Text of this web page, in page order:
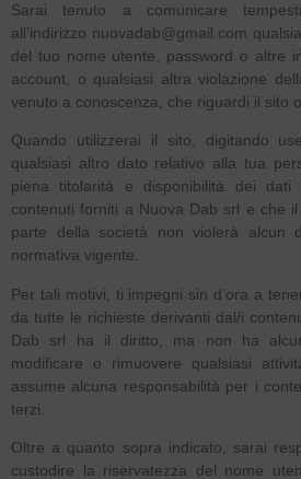
Sarai tenuto a comunicare
all’indirizzo nuovadab@gmail.com
del tuo nome utente, password o altre
account, o qualsiasi altra violazione
venuto a conoscenza, che riguardi il sito
Quando utilizzerai il sito, digitando
qualsiasi altro dato relativo alla tua
piena titolarità e disponibilità dei dati
contenuti forniti a Nuova Dab srl e che
parte della società non violerà alcun
normativa vigente.
Per tali motivi, ti impegni sin d’ora a
da tutte le richieste derivanti dal/i
Dab srl ha il diritto, ma non ha
modificare o rimuovere qualsiasi
assume alcuna responsabilità per i
terzi.
Oltre a quanto sopra indicato, sarai
custodire la riservatezza del nome